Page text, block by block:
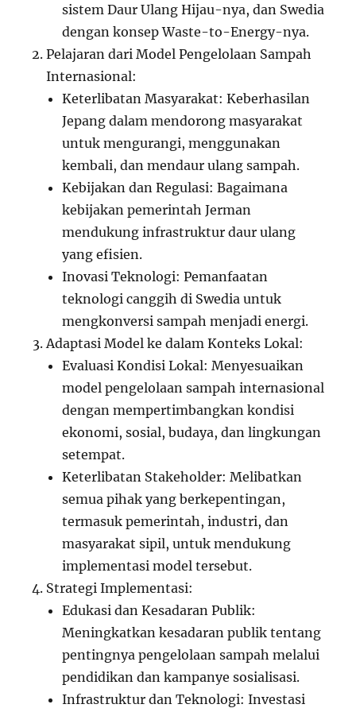
sistem Daur Ulang Hijau-nya, dan Swedia
dengan konsep Waste-to-Energy-nya.
Pelajaran dari Model Pengelolaan Sampah
Internasional:
Keterlibatan Masyarakat: Keberhasilan
Jepang dalam mendorong masyarakat
untuk mengurangi, menggunakan
kembali, dan mendaur ulang sampah.
Kebijakan dan Regulasi: Bagaimana
kebijakan pemerintah Jerman
mendukung infrastruktur daur ulang
yang efisien.
Inovasi Teknologi: Pemanfaatan
teknologi canggih di Swedia untuk
mengkonversi sampah menjadi energi.
Adaptasi Model ke dalam Konteks Lokal:
Evaluasi Kondisi Lokal: Menyesuaikan
model pengelolaan sampah internasional
dengan mempertimbangkan kondisi
ekonomi, sosial, budaya, dan lingkungan
setempat.
Keterlibatan Stakeholder: Melibatkan
semua pihak yang berkepentingan,
termasuk pemerintah, industri, dan
masyarakat sipil, untuk mendukung
implementasi model tersebut.
Strategi Implementasi:
Edukasi dan Kesadaran Publik:
Meningkatkan kesadaran publik tentang
pentingnya pengelolaan sampah melalui
pendidikan dan kampanye sosialisasi.
Infrastruktur dan Teknologi: Investasi